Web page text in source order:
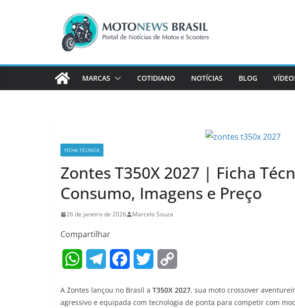
MARCAS COTIDIANO NOTÍCIAS BLOG
FICHA TÉCNICA
Zontes T350X 2027 | Ficha
Consumo, Imagens e Preço
26 de janeiro de 2026 Marcelo Souza
Compartilhar
W
a
l
c
i
p
A Zontes lançou no Brasil a T350X 2027, sua moto crossover
agressivo e equipada com tecnologia de ponta para competir com